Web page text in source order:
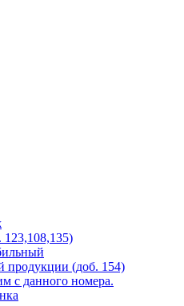
123,108,135)
продукции (доб. 154)
с данного номера.